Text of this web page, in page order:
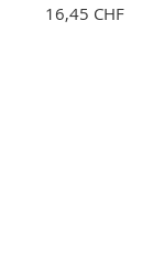
16,45 CHF